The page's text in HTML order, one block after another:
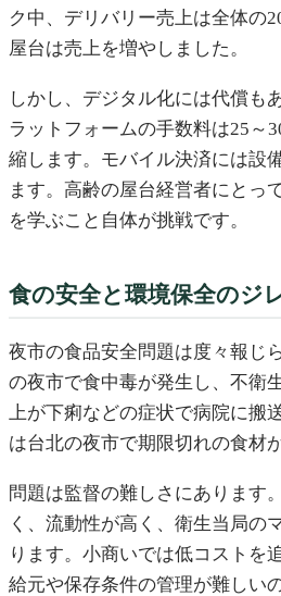
ク中、デリバリー売上は全体の
屋台は売上を増やしました。
しかし、デジタル化には代償も
ラットフォームの手数料は25～
縮します。モバイル決済には設
ます。高齢の屋台経営者にとっ
を学ぶこと自体が挑戦です。
食の安全と環境保全のジ
夜市の食品安全問題は度々報じ
の夜市で食中毒が発生し、不衛
上が下痢などの症状で病院に搬
は台北の夜市で期限切れの食材
問題は監督の難しさにあります
く、流動性が高く、衛生当局の
ります。小商いでは低コストを
給元や保存条件の管理が難しい